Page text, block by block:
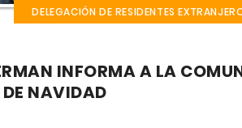
DELEGACIÓN DE RESIDENTES
INFORMA A LA
NAVIDAD